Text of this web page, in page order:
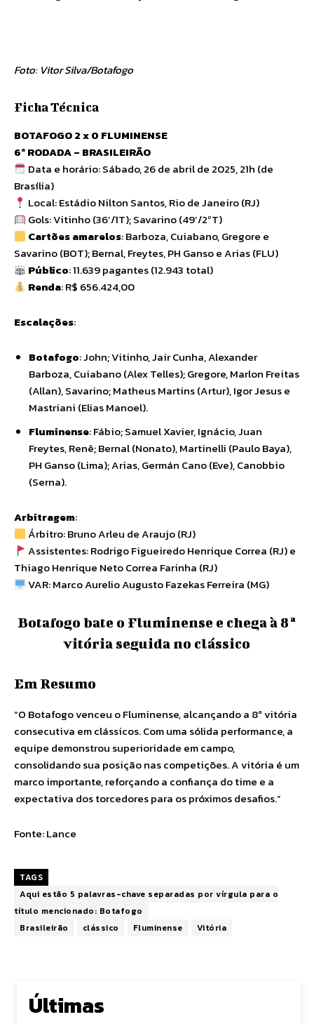
Foto: Vitor Silva/Botafogo
Ficha Técnica
BOTAFOGO 2 x 0 FLUMINENSE
6ª RODADA – BRASILEIRÃO
Data e horário: Sábado, 26 de abril de 2025, 21h (de
Brasília)
Local: Estádio Nilton Santos, Rio de Janeiro (RJ)
Gols: Vitinho (36’/1T); Savarino (49’/2ºT)
Cartões amarelos: Barboza, Cuiabano, Gregore e
Savarino (BOT); Bernal, Freytes, PH Ganso e Arias (FLU)
Público: 11.639 pagantes (12.943 total)
Renda: R$ 656.424,00
Escalações:
Botafogo: John; Vitinho, Jair Cunha, Alexander
Barboza, Cuiabano (Alex Telles); Gregore, Marlon Freitas
(Allan), Savarino; Matheus Martins (Artur), Igor Jesus e
Mastriani (Elias Manoel).
Fluminense: Fábio; Samuel Xavier, Ignácio, Juan
Freytes, Renê; Bernal (Nonato), Martinelli (Paulo Baya),
PH Ganso (Lima); Arias, Germán Cano (Eve), Canobbio
(Serna).
Arbitragem:
Árbitro: Bruno Arleu de Araujo (RJ)
Assistentes: Rodrigo Figueiredo Henrique Correa (RJ) e
Thiago Henrique Neto Correa Farinha (RJ)
VAR: Marco Aurelio Augusto Fazekas Ferreira (MG)
Botafogo bate o Fluminense e chega à 8ª
vitória seguida no clássico
Em Resumo
“O Botafogo venceu o Fluminense, alcançando a 8ª vitória
consecutiva em clássicos. Com uma sólida performance, a
equipe demonstrou superioridade em campo,
consolidando sua posição nas competições. A vitória é um
marco importante, reforçando a confiança do time e a
expectativa dos torcedores para os próximos desafios.”
Fonte:Lance
TAGS
Aqui estão 5 palavras-chave separadas por vírgula para o
título mencionado: Botafogo
Brasileirão
clássico Fluminense Vitória
Últimas